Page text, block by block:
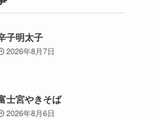
子明太子
2026年8月7日
士宮やきそば
2026年8月6日